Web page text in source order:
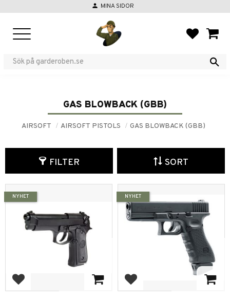
person MINA SIDOR
GAS BLOWBACK (GBB)
AIRSOFT AIRSOFT PISTOLS GAS BLOWBACK (GBB)
FILTER SORT
Add to favorites
NYHET
Add to favorites
NYHET